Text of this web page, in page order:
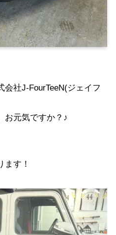
会社J-FourTeeN(ジェイフ
お元気ですか？♪
ます！